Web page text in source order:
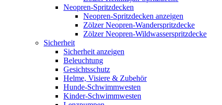
Neopren-Spritzdecken
Neopren-Spritzdecken anzeigen
Zölzer Neopren-Wanderspritzdecke
Zölzer Neopren-Wildwasserspritzdecke
Sicherheit
Sicherheit anzeigen
Beleuchtung
Gesichtsschutz
Helme, Visiere & Zubehör
Hunde-Schwimmwesten
Kinder-Schwimmwesten